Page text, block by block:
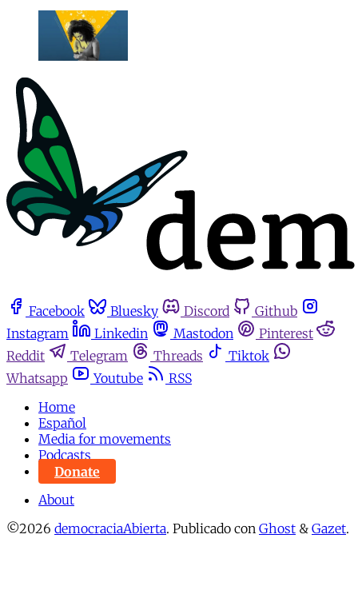
Facebook Bluesky Discord
Github
Instagram
Linkedin Mastodon
Pinterest
Reddit
Telegram Threads
Tiktok
Whatsapp
Youtube
RSS
Home
Español
Media for movements
Podcasts
Donate
About
©2026 democraciaAbierta. Publicado con Ghost & Gazet.